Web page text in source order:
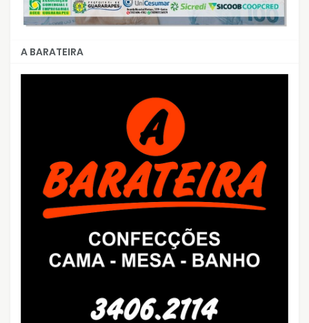
A BARATEIRA